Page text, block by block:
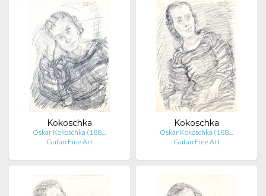
Kokoschka
Oskar Kokoschka (188…
Gutan Fine Art
Kokoschka
Oskar Kokoschka (188…
Gutan Fine Art